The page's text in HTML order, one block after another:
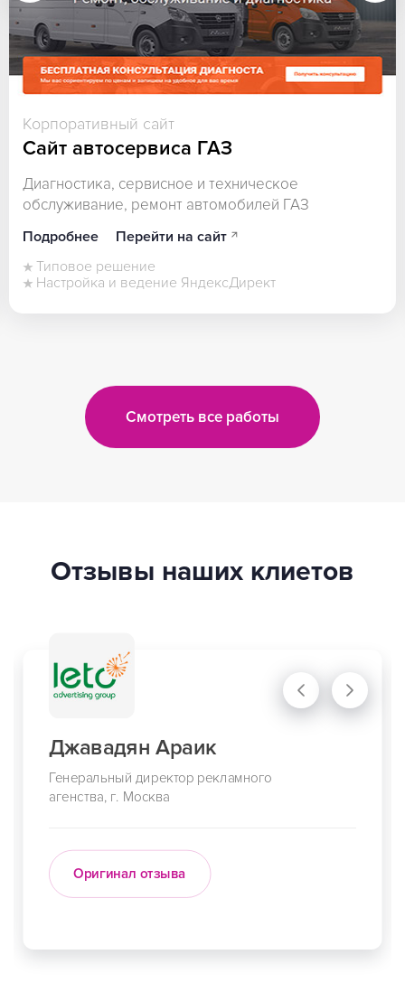
Корпоративный сайт
Сайт автосервиса ГАЗ
Диагностика, cервисное и техническое
обслуживание, ремонт автомобилей ГАЗ
Подробнее
Перейти на сайт
Типовое решение
Настройка и ведение ЯндексДирект
Смотреть все работы
Отзывы наших клиетов
Джавадян Араик
Генеральный директор рекламного
агенства, г. Москва
Оригинал отзыва